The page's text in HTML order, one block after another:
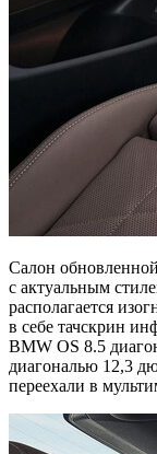
Салон
с актуальным
располагается
в себе тачскрин
BMW OS 8.5
диагональю 12,3
переехали в